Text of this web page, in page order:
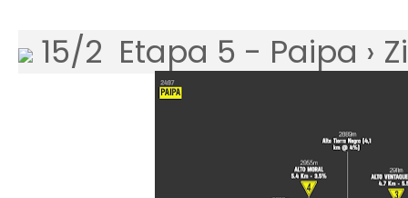
15/2 Etapa 5 - Paipa ›